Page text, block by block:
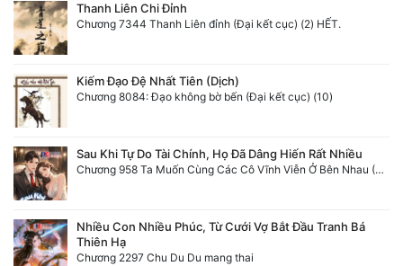
Thanh Liên Chi Đỉnh
Chương 7344 Thanh Liên đỉnh (Đại kết cục) (2) HẾT.
Kiếm Đạo Đệ Nhất Tiên (Dịch)
Chương 8084: Đạo không bờ bến (Đại kết cục) (10)
Sau Khi Tự Do Tài Chính, Họ Đã Dâng Hiến Rất Nhiều
Chương 958 Ta Muốn Cùng Các Cô Vĩnh Viễn Ở Bên Nhau (2) Hết
Nhiều Con Nhiều Phúc, Từ Cưới Vợ Bắt Đầu Tranh Bá
Thiên Hạ
Chương 2297 Chu Du Du mang thai